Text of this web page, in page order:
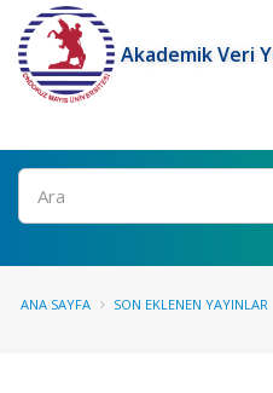
Akademik Veri
Ara
ANA SAYFA SON EKLENEN YAYINLAR